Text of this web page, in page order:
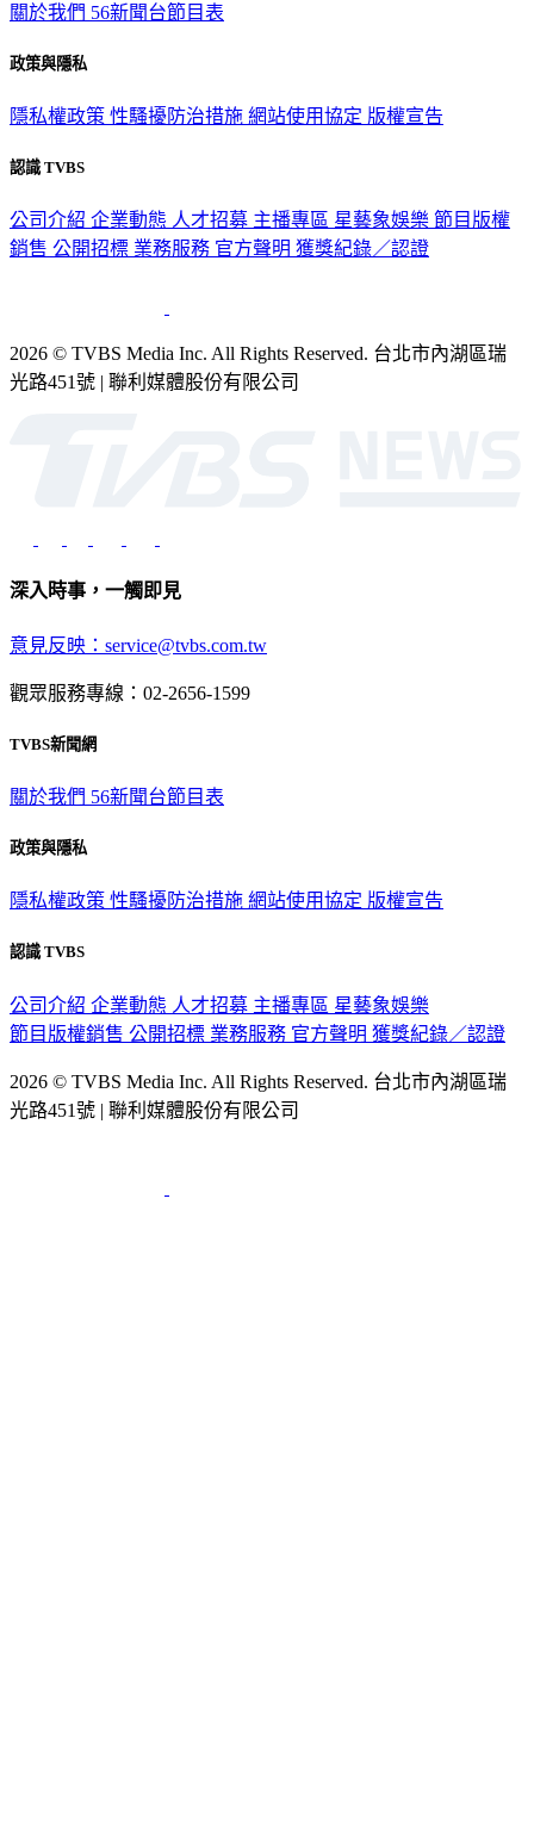
關於我們 56新聞台節目表
政策與隱私
隱私權政策 性騷擾防治措施 網站使用協定 版權宣告
認識 TVBS
公司介紹 企業動態 人才招募 主播專區 星藝象娛樂 節目版權
銷售 公開招標 業務服務 官方聲明 獲獎紀錄／認證
2026 © TVBS Media Inc. All Rights Reserved. 台北市內湖區瑞
光路451號 | 聯利媒體股份有限公司
深入時事，一觸即見
意見反映：service@tvbs.com.tw
觀眾服務專線：02-2656-1599
TVBS新聞網
關於我們 56新聞台節目表
政策與隱私
隱私權政策 性騷擾防治措施 網站使用協定 版權宣告
認識 TVBS
公司介紹 企業動態 人才招募 主播專區 星藝象娛樂
節目版權銷售 公開招標 業務服務 官方聲明 獲獎紀錄／認證
2026 © TVBS Media Inc. All Rights Reserved. 台北市內湖區瑞
光路451號 | 聯利媒體股份有限公司